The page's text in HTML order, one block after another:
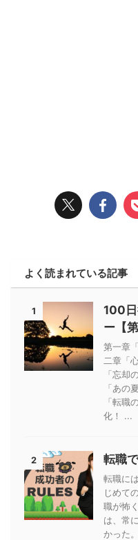
よく読まれている記事
1
100
ー【
第一章
二章「
「忘却
「あの
「転職
化！ ...
2 転職
転職に
じめて
職が怖
は、常
かった